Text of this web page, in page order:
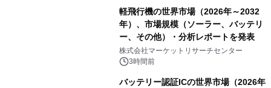
軽飛行機の世界市場（2026年～2032
年）、市場規模（ソーラー、バッテリ
ー、その他）・分析レポートを発表
株式会社マーケットリサーチセンター
3時間前
バッテリー認証ICの世界市場（2026年